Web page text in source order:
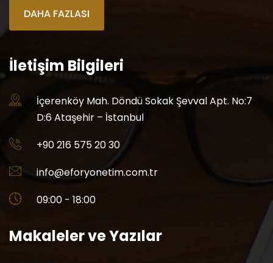
DAHA FAZLASI
İletişim Bilgileri
İçerenköy Mah. Döndü Sokak Şevval Apt. No:7
D:6 Ataşehir – İstanbul
+90 216 575 20 30
info@eforyonetim.com.tr
09:00 - 18:00
Makaleler ve Yazılar